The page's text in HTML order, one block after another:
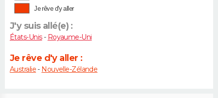
Je rêve d'y aller
J'y suis allé(e) :
États-Unis- Royaume-Uni
Je rêve d'y aller :
Australie- Nouvelle-Zélande